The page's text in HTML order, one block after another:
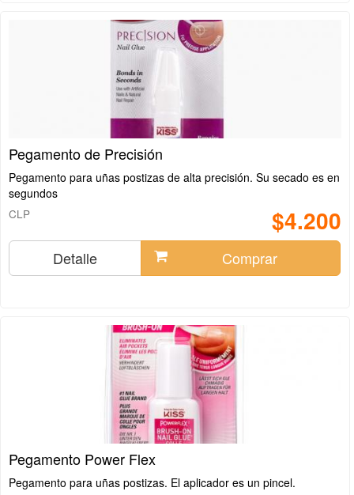
Pegamento de Precisión
Pegamento para uñas postizas de alta precisión. Su secado es en
segundos
$4.200
CLP
Detalle Comprar
Pegamento Power Flex
Pegamento para uñas postizas. El aplicador es un pincel.